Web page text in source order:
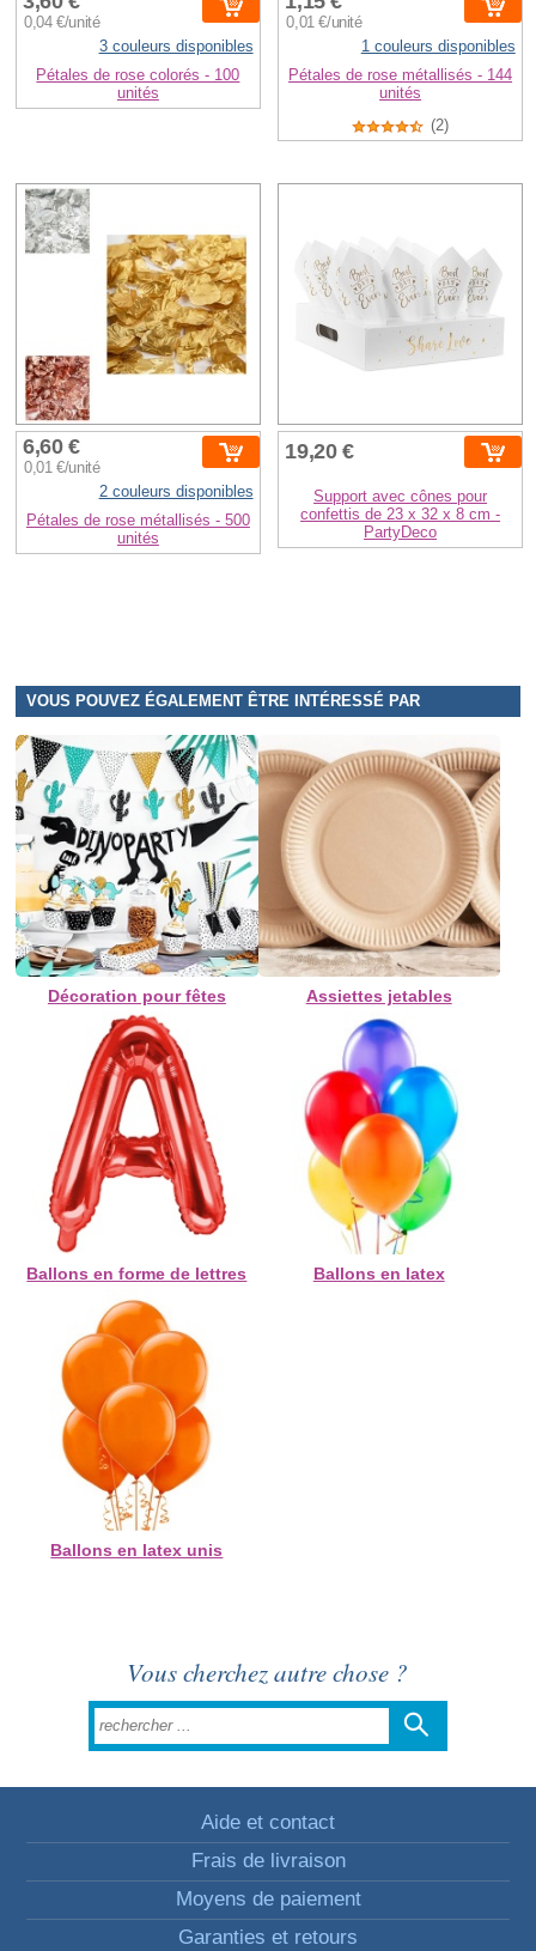
0,04 €/unité
3 couleurs disponibles
Pétales de rose colorés - 100
unités
0,01 €/unité
1 couleurs disponibles
Pétales de rose métallisés - 144
unités
(2)
6,60 €
0,01 €/unité
2 couleurs disponibles
Pétales de rose métallisés - 500
unités
19,20 €
Support avec cônes pour
confettis de 23 x 32 x 8 cm -
PartyDeco
VOUS POUVEZ ÉGALEMENT ÊTRE INTÉRESSÉ PAR
Décoration pour fêtes Assiettes jetables
Ballons en forme de lettres Ballons en latex
Ballons en latex unis
Vous cherchez autre chose ?
Aide et contact
Frais de livraison
Moyens de paiement
Garanties et retours